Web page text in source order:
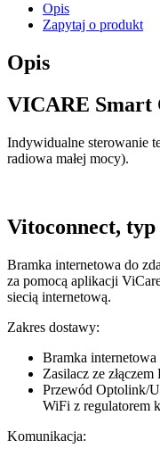
Opis
Zapytaj o produkt
Opis
VICARE Smart
Indywidualne sterowanie
radiowa małej mocy).
Vitoconnect,
Bramka internetowa do
za pomocą aplikacji
siecią internetową.
Zakres dostawy:
Bramka internetowa
Zasilacz ze
Przewód Optolink/
WiFi z regulatorem
Komunikacja: